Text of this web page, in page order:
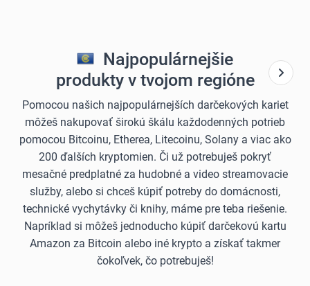
Najpopulárnejšie
produkty v tvojom regióne
Pomocou našich najpopulárnejších darčekových kariet
môžeš nakupovať širokú škálu každodenných potrieb
pomocou Bitcoinu, Etherea, Litecoinu, Solany a viac ako
200 ďalších kryptomien. Či už potrebuješ pokryť
mesačné predplatné za hudobné a video streamovacie
služby, alebo si chceš kúpiť potreby do domácnosti,
technické vychytávky či knihy, máme pre teba riešenie.
Napríklad si môžeš jednoducho kúpiť darčekovú kartu
Amazon za Bitcoin alebo iné krypto a získať takmer
čokoľvek, čo potrebuješ!